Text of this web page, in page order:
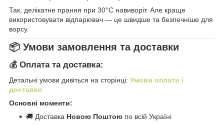
Так, делікатне прання при 30°C навиворіт. Але краще
використовувати відпарювач — це швидше та безпечніше для
ворсу.
📦 Умови замовлення та доставки
💰 Оплата та доставка:
Детальні умови дивіться на сторінці: Умови оплати і
доставки
Основні моменти:
🚚 Доставка Новою Поштою по всій Україні